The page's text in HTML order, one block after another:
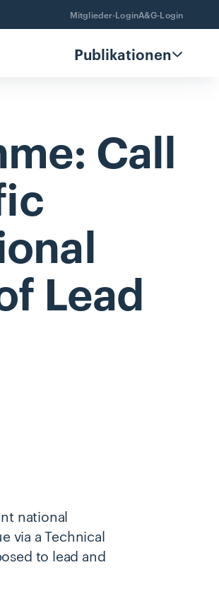
Mitglieder-LoginA&G-Login
Publikationen
Call
Lead
national
via a Technical
to lead and